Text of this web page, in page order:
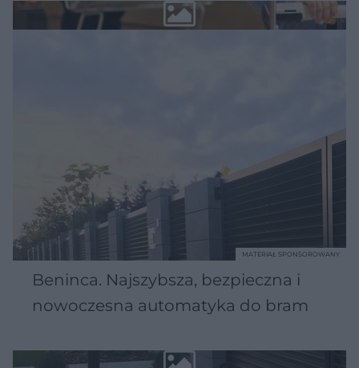
Beninca. Najszybsza, bezpieczna i
nowoczesna automatyka do bram
MATERIAŁ SPONSOROWANY